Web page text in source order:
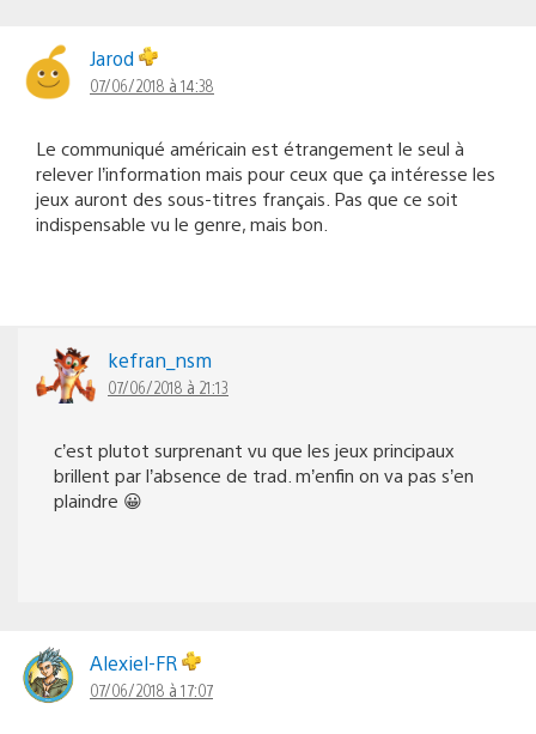
Jarod
07/06/2018 à 14:38
Le communiqué américain est étrangement le seul à
relever l’information mais pour ceux que ça intéresse les
jeux auront des sous-titres français. Pas que ce soit
indispensable vu le genre, mais bon.
kefran_nsm
07/06/2018 à 21:13
c’est plutot surprenant vu que les jeux principaux
brillent par l’absence de trad. m’enfin on va pas s’en
plaindre 😀
Alexiel-FR
07/06/2018 à 17:07